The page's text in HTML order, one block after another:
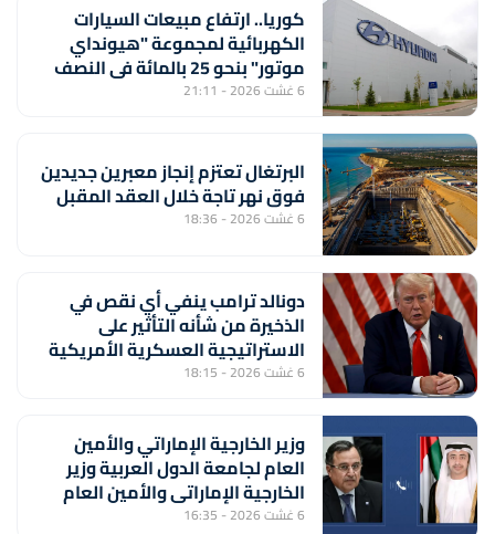
كوريا.. ارتفاع مبيعات السيارات
الكهربائية لمجموعة "هيونداي
موتور" بنحو 25 بالمائة في النصف
الأول من السنة
6 غشت 2026 - 21:11
البرتغال تعتزم إنجاز معبرين جديدين
فوق نهر تاجة خلال العقد المقبل
6 غشت 2026 - 18:36
دونالد ترامب ينفي أي نقص في
الذخيرة من شأنه التأثير على
الاستراتيجية العسكرية الأمريكية
6 غشت 2026 - 18:15
وزير الخارجية الإماراتي والأمين
العام لجامعة الدول العربية وزير
الخارجية الإماراتي والأمين العام
لجامعة الدول العربية يبحثان
6 غشت 2026 - 16:35